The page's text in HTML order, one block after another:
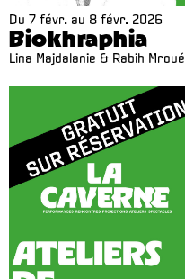
Du 7 févr. au 8 févr. 2026
Biokhraphia
Lina Majdalanie & Rabih Mroué